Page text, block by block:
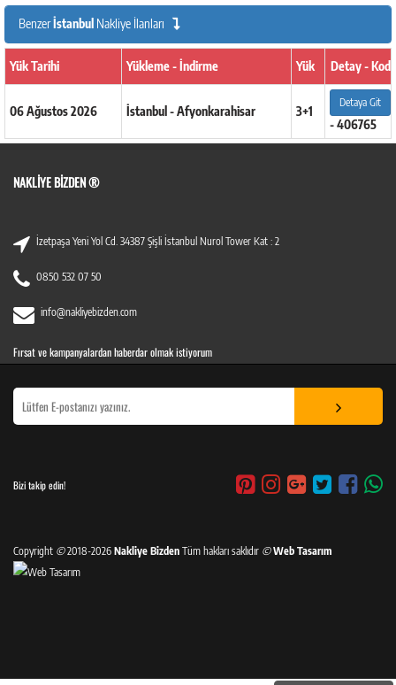
Benzerİstanbul Nakliye İlanları
Yük Tarihi Yükleme - İndirme Yük Detay - Kod
06 Ağustos 2026 İstanbul - Afyonkarahisar 3+1
Detaya Git
- 406765
NAKLIYE BIZDEN ®
İzetpaşa Yeni Yol Cd. 34387 Şişli İstanbul Nurol Tower Kat : 2
0850 532 07 50
info@nakliyebizden.com
Fırsat ve kampanyalardan haberdar olmak istiyorum
Bizi takip edin!
Copyright ©2018-2026 Nakliye Bizden Tüm hakları saklıdır © Web Tasarım